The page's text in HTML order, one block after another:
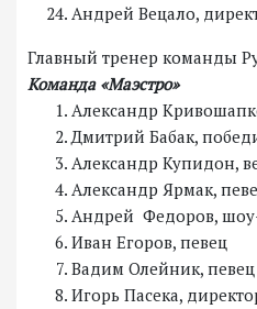
Андрей Вецало,
Главный тренер команды
Команда «Маэстро»
Александр
Дмитрий Бабак,
Александр Купидон,
Александр Ярмак,
Андрей Федоров,
Иван Егоров, певец
Вадим Олейник, певец
Игорь Пасека,